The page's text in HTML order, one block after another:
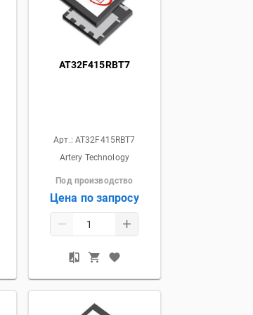
AT32F415RBT7
Арт.: AT32F415RBT7
Artery Technology
Под производство
Цена по запросу